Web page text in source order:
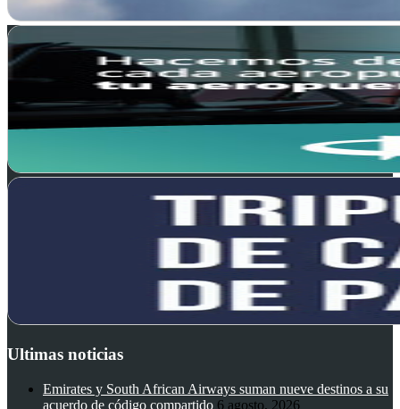
Ultimas noticias
Emirates y South African Airways suman nueve destinos a su
acuerdo de código compartido 6 agosto, 2026